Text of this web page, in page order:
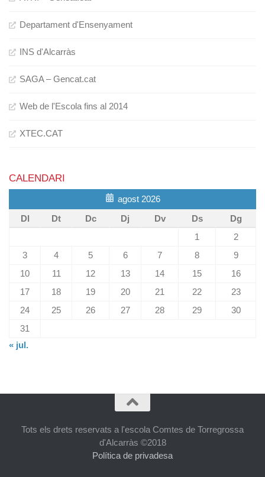
Departament d'Ensenyament
INS d'Alcarràs
SAGA – Gencat.cat
Web de l'Escola fins al 2014
XTEC.CAT
CALENDARI
agost 2026
Dl
Dt Dc Dj Dv Ds
Dg
1
2
3
4 5 6 7 8
9
10
11 12 13 14 15
16
17
18 19 20 21 22
23
24
25 26 27 28 29
30
31
« jul.
Tots els drets reservats a l'escola Comtes de Torregrossa
d'Alcarràs ©2018
Política de privadesa